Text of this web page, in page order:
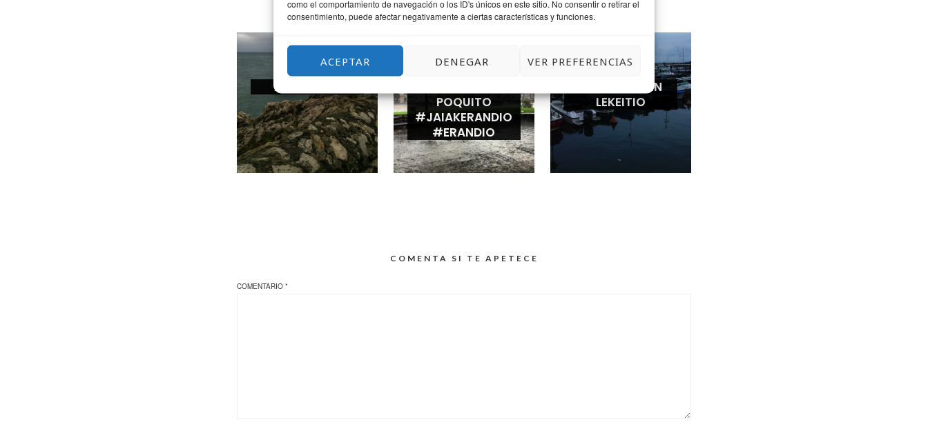
como el comportamiento de navegación o los ID's únicos en este sitio. No consentir o retirar el
consentimiento, puede afectar negativamente a ciertas características y funciones.
ACEPTAR DENEGAR VER PREFERENCIAS
QUIZÁS TE GUSTE
AFOTANDO
POQUITO
#JAIAKERANDIO
#ERANDIO
UNA TARDE EN
LEKEITIO
COMENTA SI TE APETECE
COMENTARIO *